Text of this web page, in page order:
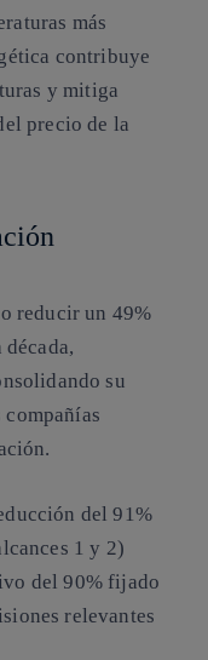
más
contribuye
y mitiga
precio de la
reducir un 49%
su
del 91%
1 y 2)
del 90% fijado
relevantes